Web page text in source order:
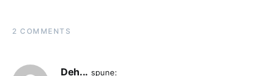
2 COMMENTS
Deh... spune: